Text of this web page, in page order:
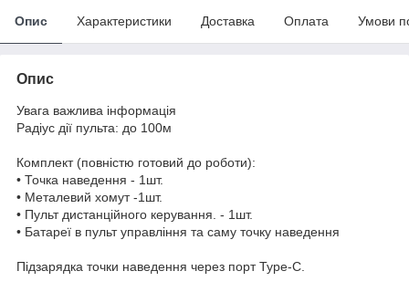
Опис Характеристики Доставка Оплата Умови
Опис
Увага важлива інформація
Радіус дії пульта: до 100м
Комплект (повністю готовий до роботи):
• Точка наведення - 1шт.
• Металевий хомут -1шт.
• Пульт дистанційного керування. - 1шт.
• Батареї в пульт управління та саму точку наведення
Підзарядка точки наведення через порт Туре-С.